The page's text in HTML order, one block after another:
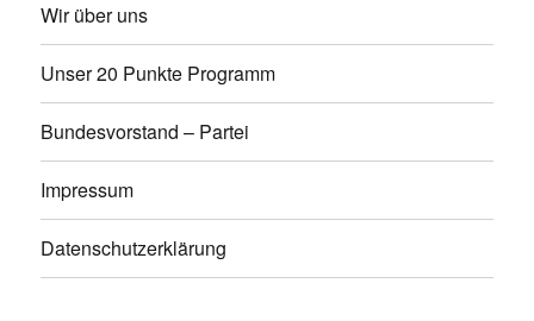
Wir über uns
Unser 20 Punkte Programm
Bundesvorstand – Partei
Impressum
Datenschutzerklärung